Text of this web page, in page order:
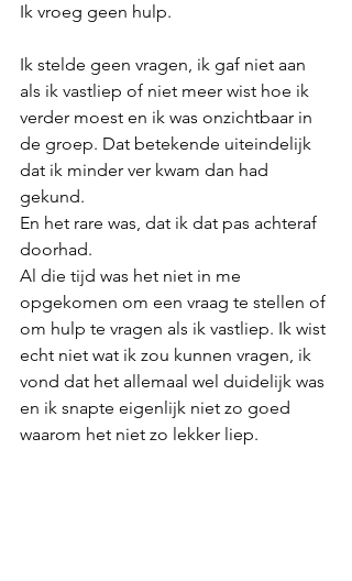
Ik vroeg geen hulp.
Ik stelde geen vragen, ik gaf niet aan
als ik vastliep of niet meer wist hoe ik
verder moest en ik was onzichtbaar in
de groep. Dat betekende uiteindelijk
dat ik minder ver kwam dan had
gekund.
En het rare was, dat ik dat pas achteraf
doorhad.
Al die tijd was het niet in me
opgekomen om een vraag te stellen of
om hulp te vragen als ik vastliep. Ik wist
echt niet wat ik zou kunnen vragen, ik
vond dat het allemaal wel duidelijk was
en ik snapte eigenlijk niet zo goed
waarom het niet zo lekker liep.